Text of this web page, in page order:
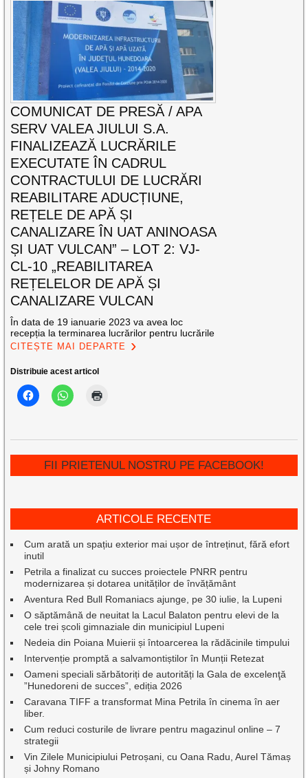
COMUNICAT DE PRESĂ / APA
SERV VALEA JIULUI S.A.
FINALIZEAZĂ LUCRĂRILE
EXECUTATE ÎN CADRUL
CONTRACTULUI DE LUCRĂRI
REABILITARE ADUCȚIUNE,
REȚELE DE APĂ ȘI
CANALIZARE ÎN UAT ANINOASA
ȘI UAT VULCAN” – LOT 2: VJ-
CL-10 „REABILITAREA
REȚELELOR DE APĂ ȘI
CANALIZARE VULCAN
În data de 19 ianuarie 2023 va avea loc
recepția la terminarea lucrărilor pentru lucrările
CITEȘTE MAI DEPARTE
Distribuie acest articol
FII PRIETENUL NOSTRU PE FACEBOOK!
ARTICOLE RECENTE
Cum arată un spațiu exterior mai ușor de întreținut, fără efort
inutil
Petrila a finalizat cu succes proiectele PNRR pentru
modernizarea și dotarea unităților de învățământ
Aventura Red Bull Romaniacs ajunge, pe 30 iulie, la Lupeni
O săptămână de neuitat la Lacul Balaton pentru elevi de la
cele trei școli gimnaziale din municipiul Lupeni
Nedeia din Poiana Muierii și întoarcerea la rădăcinile timpului
Intervenție promptă a salvamontiștilor în Munții Retezat
Oameni speciali sărbătoriți de autorități la Gala de excelenţă
”Hunedoreni de succes”, ediția 2026
Caravana TIFF a transformat Mina Petrila în cinema în aer
liber.
Cum reduci costurile de livrare pentru magazinul online – 7
strategii
Vin Zilele Municipiului Petroșani, cu Oana Radu, Aurel Tămaș
și Johny Romano